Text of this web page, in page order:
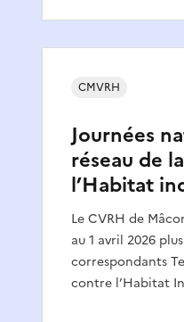
Journées
réseau de
l’Habitat
Le CVRH de
au 1 avril 2026
correspondants
contre l’Habitat
CMVRH